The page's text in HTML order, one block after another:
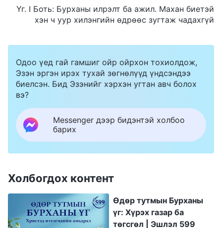
Үг. I Боть: Бурханы илрэлт ба ажил. Махан биетэй
хэн ч уур хилэнгийн өдрөөс зугтаж чадахгүй
Одоо үед гай гамшиг ойр ойрхон тохиолдож,
Эзэн эргэн ирэх тухай зөгнөлүүд үндсэндээ
биелсэн. Бид Эзэнийг хэрхэн угтан авч болох
вэ?
Messenger дээр бидэнтэй холбоо
барих
Холбогдох контент
Өдөр тутмын Бурханы
үг: Хүрэх газар ба
төгсгөл | Эшлэл 599